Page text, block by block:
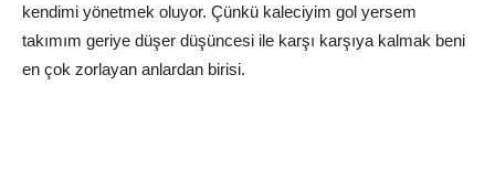
kendimi yönetmek oluyor. Çünkü kaleciyim gol yersem
takımım geriye düşer düşüncesi ile karşı karşıya kalmak beni
en çok zorlayan anlardan birisi.